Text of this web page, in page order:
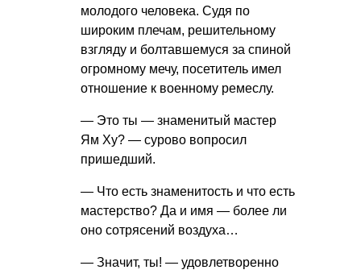
молодого человека. Судя по
широким плечам, решительному
взгляду и болтавшемуся за спиной
огромному мечу, посетитель имел
отношение к военному ремеслу.
— Это ты — знаменитый мастер
Ям Ху? — сурово вопросил
пришедший.
— Что есть знаменитость и что есть
мастерство? Да и имя — более ли
оно сотрясений воздуха…
— Значит, ты! — удовлетворенно